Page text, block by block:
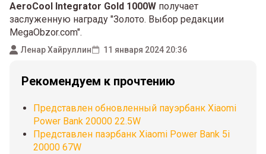
AeroCool Integrator Gold 1000W получает
заслуженную награду "Золото. Выбор редакции
MegaObzor.com".
Ленар Хайруллин 11 января 2024 20:36
Рекомендуем к прочтению
Представлен обновленный пауэрбанк Xiaomi
Power Bank 20000 22.5W
Представлен паэрбанк Xiaomi Power Bank 5i
20000 67W